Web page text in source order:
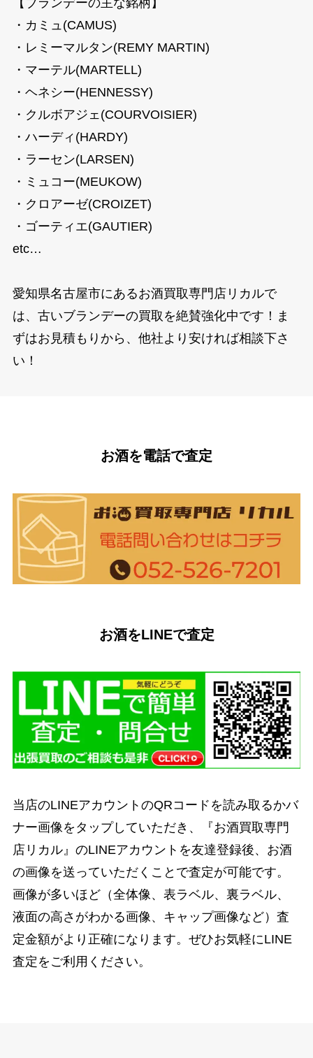
・カミュ(CAMUS)
・レミーマルタン(REMY MARTIN)
・マーテル(MARTELL)
・ヘネシー(HENNESSY)
・クルボアジェ(COURVOISIER)
・ハーディ(HARDY)
・ラーセン(LARSEN)
・ミュコー(MEUKOW)
・クロアーゼ(CROIZET)
・ゴーティエ(GAUTIER)
etc…
愛知県名古屋市にあるお酒買取専門店リカルで
は、古いブランデーの買取を絶賛強化中です！ま
ずはお見積もりから、他社より安ければ相談下さ
い！
お酒を電話で査定
お酒をLINEで査定
当店のLINEアカウントのQRコードを読み取るかバ
ナー画像をタップしていただき、『お酒買取専門
店リカル』のLINEアカウントを友達登録後、お酒
の画像を送っていただくことで査定が可能です。
画像が多いほど（全体像、表ラベル、裏ラベル、
液面の高さがわかる画像、キャップ画像など）査
定金額がより正確になります。ぜひお気軽にLINE
査定をご利用ください。